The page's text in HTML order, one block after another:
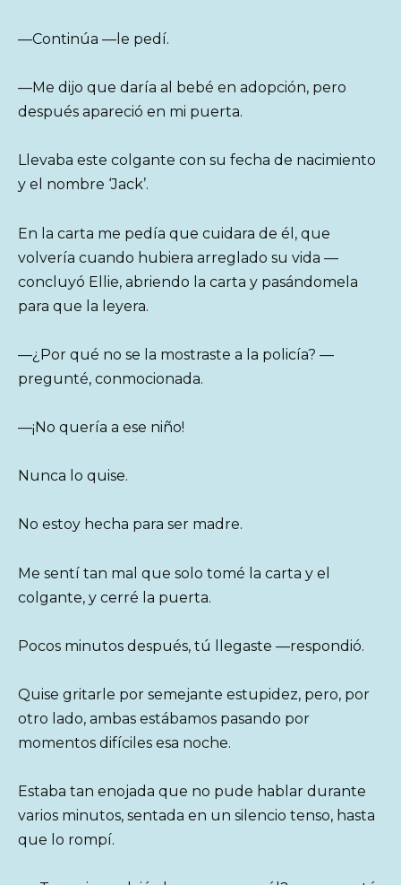
—Continúa —le pedí.
—Me dijo que daría al bebé en adopción, pero
después apareció en mi puerta.
Llevaba este colgante con su fecha de nacimiento
y el nombre ‘Jack’.
En la carta me pedía que cuidara de él, que
volvería cuando hubiera arreglado su vida —
concluyó Ellie, abriendo la carta y pasándomela
para que la leyera.
—¿Por qué no se la mostraste a la policía? —
pregunté, conmocionada.
—¡No quería a ese niño!
Nunca lo quise.
No estoy hecha para ser madre.
Me sentí tan mal que solo tomé la carta y el
colgante, y cerré la puerta.
Pocos minutos después, tú llegaste —respondió.
Quise gritarle por semejante estupidez, pero, por
otro lado, ambas estábamos pasando por
momentos difíciles esa noche.
Estaba tan enojada que no pude hablar durante
varios minutos, sentada en un silencio tenso, hasta
que lo rompí.